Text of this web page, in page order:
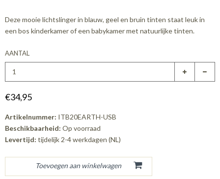
Deze mooie lichtslinger in blauw, geel en bruin tinten staat leuk in
een bos kinderkamer of een babykamer met natuurlijke tinten.
AANTAL
€34,95
Artikelnummer: ITB20EARTH-USB
Beschikbaarheid: Op voorraad
Levertijd: tijdelijk 2-4 werkdagen (NL)